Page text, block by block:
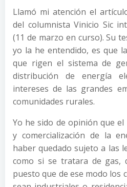
Llamó mi atención el
del columnista Vinicio Sic
(11 de marzo en curso). Su
yo la he entendido, es que
que rigen el sistema de
distribución de energía
intereses de las grandes
comunidades rurales.
Yo he sido de opinión que
y comercialización de la
haber quedado sujeto a las
como si se tratara de gas,
puesto que de ese modo los